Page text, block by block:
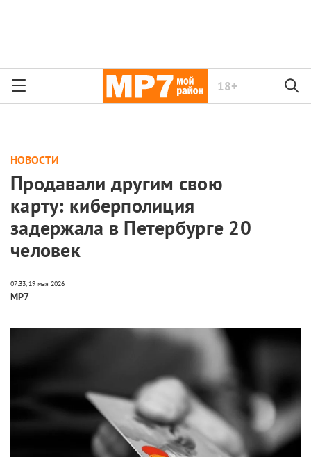
18+
НОВОСТИ
Продавали другим свою
карту: киберполиция
задержала в Петербурге 20
человек
МР7